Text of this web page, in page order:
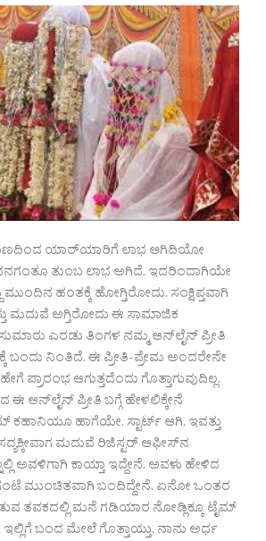
ಯಾರ್‌ಯಾರಿಗೆ ಲಾಭ ಆಗಿದಿಯೋ
ನನಗಂತೂ ತುಂಬ ಲಾಭ ಅಗಿದೆ. ಇದರಿಂದಾಗಿಯೇ
ಮುಂದಿನ ಹಂತಕ್ಕೆ ಹೋಗ್ತಿರೋದು. ಸಂಕ್ಷಿಪ್ತವಾಗಿ
ಮದುವೆ ಅಗ್ತಿರೋದು ಈ ಸಾಮಾಜಿಕ
ಎರಡು ತಿಂಗಳ ನಮ್ಮ ಆನ್‌ಲೈನ್ ಪ್ರೀತಿ
ಬಂದು ನಿಂತಿದೆ. ಈ ಪ್ರೀತಿ-ಪ್ರೇಮ ಅಂದರೇನೇ
ಪ್ರಾರಂಭ ಆಗುತ್ತದೆಂದು ಗೊತ್ತಾಗುವುದಿಲ್ಲ.
ಆನ್‌ಲೈನ್ ಪ್ರೀತಿ ಬಗ್ಗೆ ಹೇಳಲಿಕ್ಕೇನೆ
ಕಹಾನಿಯೂ ಹಾಗೆಯೇ. ಸ್ಟಾರ್ಟ್ ಆಗಿ, ಇವತ್ತು
ಮದುವೆ ರಿಜಿಸ್ಟರ್ ಆಫೀಸ್‌ನ
ಅವಳಿಗಾಗಿ ಕಾಯ್ತಾ ಇದ್ದೇನೆ. ಅವಳು ಹೇಳಿದ
ಮುಂಚಿತವಾಗಿ ಬಂದಿದ್ದೇನೆ. ಏನೋ ಒಂತರ
ತವಕದಲ್ಲಿ ಮನೆ ಗಡಿಯಾರ ನೋಡ್ಲಿಕ್ಕೂ ಟೈಮ್
ಬಂದ ಮೇಲೆ ಗೊತ್ತಾಯ್ತು, ನಾನು ಅರ್ಧ